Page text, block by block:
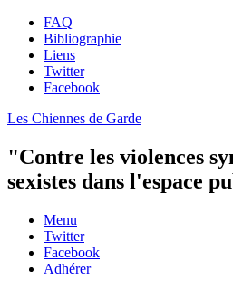
FAQ
Bibliographie
Liens
Twitter
Facebook
Les Chiennes de Garde
"Contre les violences
sexistes dans l'espace
Menu
Twitter
Facebook
Adhérer